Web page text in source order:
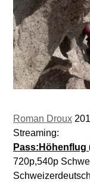
Roman Droux
Streaming:
Pass:Höhenflug
720p,540p
Schweizerdeutsch
216.73.217.115